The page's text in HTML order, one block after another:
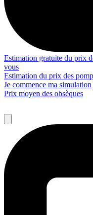
Estimation gratuite du prix
vous
Estimation du prix des
Je commence ma simulation
Prix moyen des obsèques